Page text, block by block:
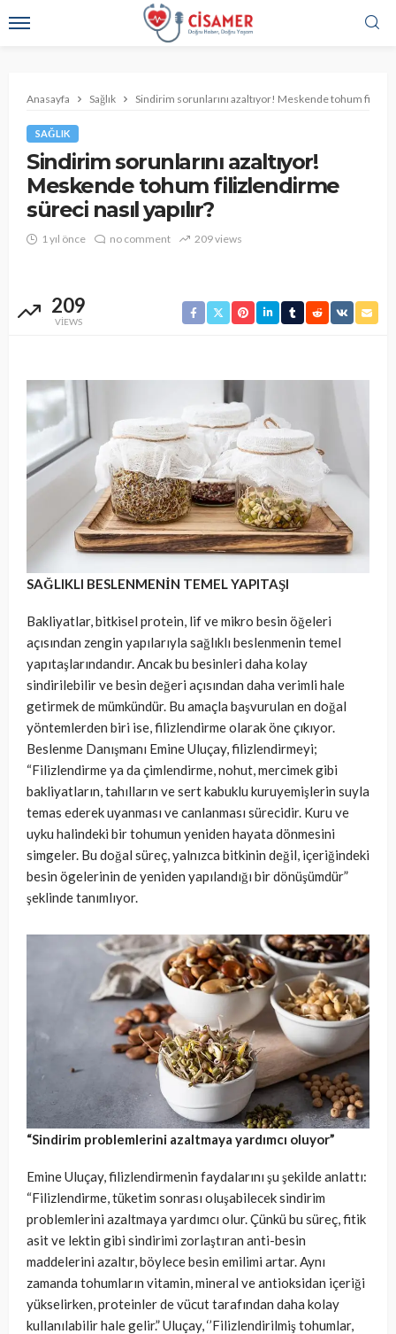
Anasayfa Sağlık Sindirim sorunlarını azaltıyor! Meskende tohum
SAĞLIK
Sindirim sorunlarını azaltıyor!
Meskende tohum filizlendirme
süreci nasıl yapılır?
1 yıl önce no comment 209 views
209
VIEWS
SAĞLIKLI BESLENMENİN TEMEL YAPITAŞI
Bakliyatlar, bitkisel protein, lif ve mikro besin öğeleri
açısından zengin yapılarıyla sağlıklı beslenmenin temel
yapıtaşlarındandır. Ancak bu besinleri daha kolay
sindirilebilir ve besin değeri açısından daha verimli hale
getirmek de mümkündür. Bu amaçla başvurulan en doğal
yöntemlerden biri ise, filizlendirme olarak öne çıkıyor.
Beslenme Danışmanı Emine Uluçay, filizlendirmeyi;
“Filizlendirme ya da çimlendirme, nohut, mercimek gibi
bakliyatların, tahılların ve sert kabuklu kuruyemişlerin suyla
temas ederek uyanması ve canlanması sürecidir. Kuru ve
uyku halindeki bir tohumun yeniden hayata dönmesini
simgeler. Bu doğal süreç, yalnızca bitkinin değil, içeriğindeki
besin ögelerinin de yeniden yapılandığı bir dönüşümdür”
şeklinde tanımlıyor.
“Sindirim problemlerini azaltmaya yardımcı oluyor”
Emine Uluçay, filizlendirmenin faydalarını şu şekilde anlattı:
“Filizlendirme, tüketim sonrası oluşabilecek sindirim
problemlerini azaltmaya yardımcı olur. Çünkü bu süreç, fitik
asit ve lektin gibi sindirimi zorlaştıran anti-besin
maddelerini azaltır, böylece besin emilimi artar. Aynı
zamanda tohumların vitamin, mineral ve antioksidan içeriği
yükselirken, proteinler de vücut tarafından daha kolay
kullanılabilir hale gelir.” Uluçay, ‘’Filizlendirilmiş tohumlar,